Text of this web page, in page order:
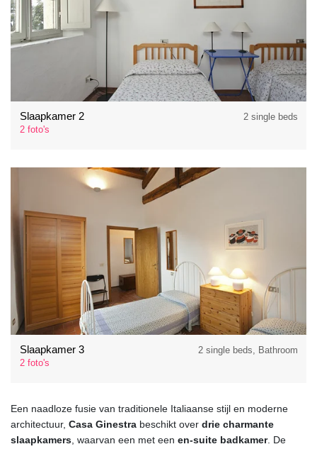
Slaapkamer 2
2 foto's
2 single beds
Slaapkamer 3
2 foto's
2 single beds, Bathroom
Een naadloze fusie van traditionele Italiaanse stijl en moderne
architectuur, Casa Ginestra beschikt over drie charmante
slaapkamers , waarvan een met een en-suite badkamer. De